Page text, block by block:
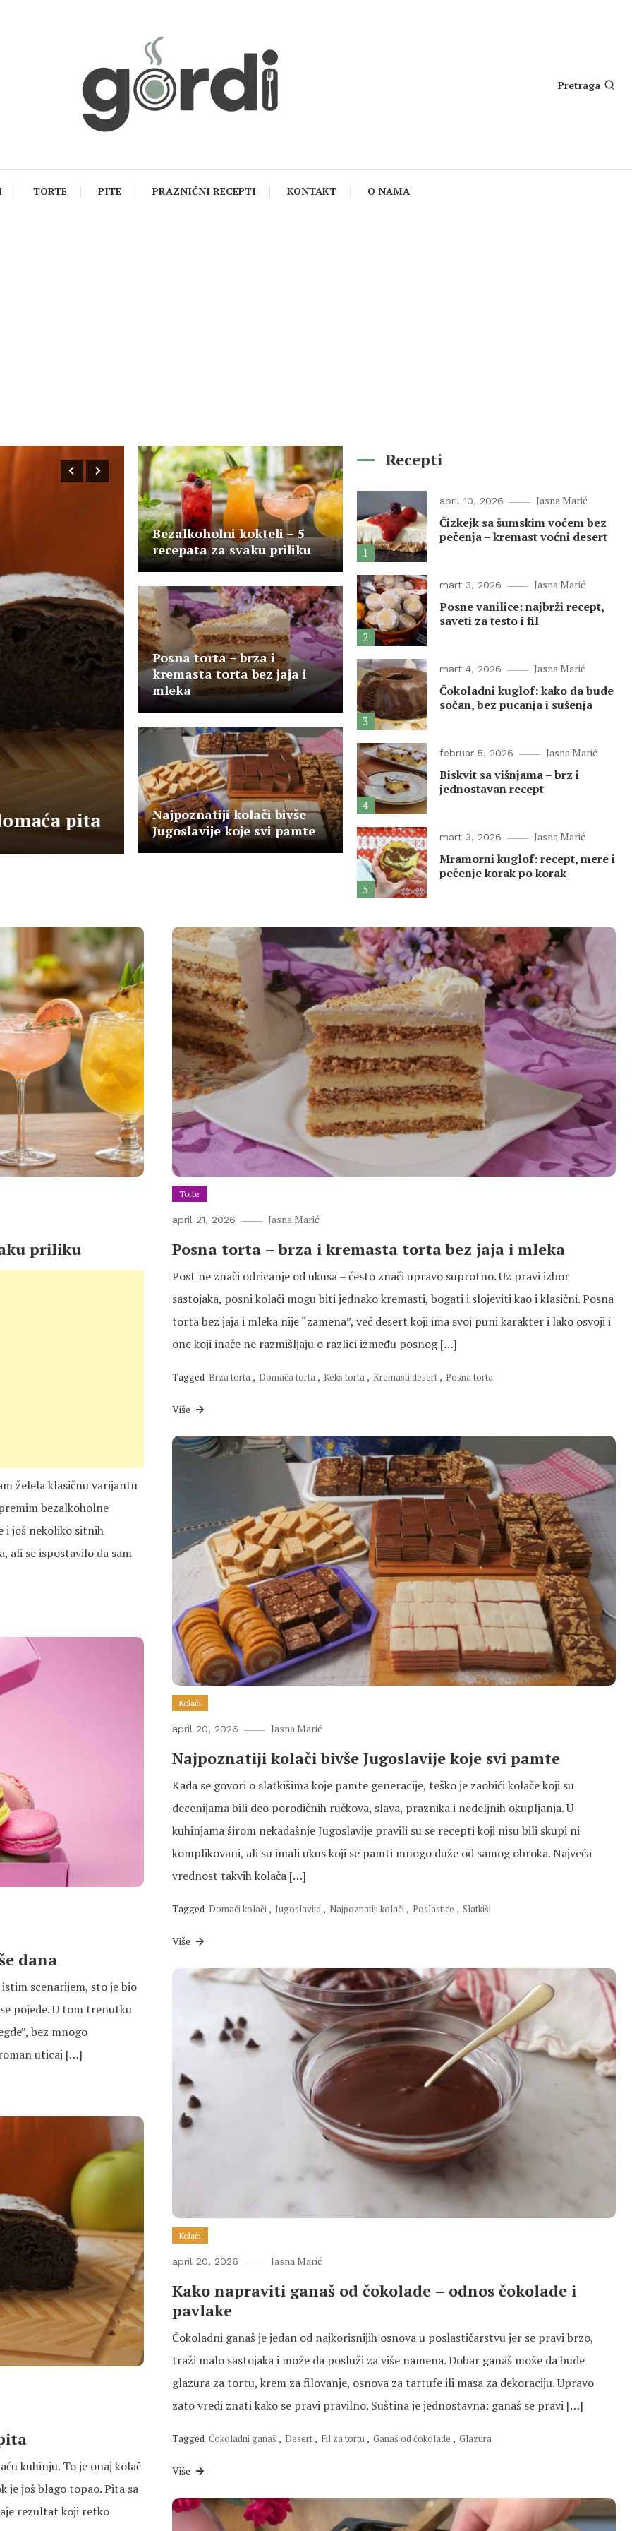
Pretraga
TORTE PITE PRAZNIČNI RECEPTI KONTAKT O NAMA
april 16, 2026 Jasna Marić
Pita sa bundevom – najlakša domaća
bundevara od gotovih kora
pita
Bezalkoholni kokteli – 5
recepata za svaku priliku
Posna torta – brza i
kremasta torta bez jaja i
mleka
Najpoznatiji kolači bivše
Jugoslavije koje svi pamte
Recepti
1
april 10, 2026 Jasna Marić
Čizkejk sa šumskim voćem bez
pečenja – kremast voćni desert
2
mart 3, 2026 Jasna Marić
Posne vanilice: najbrži recept,
saveti za testo i fil
3
mart 4, 2026 Jasna Marić
Čokoladni kuglof: kako da bude
sočan, bez pucanja i sušenja
4
februar 5, 2026 Jasna Marić
Biskvit sa višnjama – brz i
jednostavan recept
5
mart 3, 2026 Jasna Marić
Mramorni kuglof: recept, mere i
pečenje korak po korak
priliku
želela klasičnu varijantu
bezalkoholne
i još nekoliko sitnih
ali se ispostavilo da sam
Torte
april 21, 2026 Jasna Marić
Posna torta – brza i kremasta torta bez jaja i mleka
Post ne znači odricanje od ukusa – često znači upravo suprotno. Uz pravi izbor
sastojaka, posni kolači mogu biti jednako kremasti, bogati i slojeviti kao i klasični. Posna
torta bez jaja i mleka nije “zamena”, već desert koji ima svoj puni karakter i lako osvoji i
one koji inače ne razmišljaju o razlici između posnog […]
Tagged Brza torta , Domaća torta , Keks torta , Kremasti desert , Posna torta
Više
Kolači
april 20, 2026 Jasna Marić
Najpoznatiji kolači bivše Jugoslavije koje svi pamte
Kada se govori o slatkišima koje pamte generacije, teško je zaobići kolače koji su
decenijama bili deo porodičnih ručkova, slava, praznika i nedeljnih okupljanja. U
kuhinjama širom nekadašnje Jugoslavije pravili su se recepti koji nisu bili skupi ni
komplikovani, ali su imali ukus koji se pamti mnogo duže od samog obroka. Najveća
vrednost takvih kolača […]
Tagged Domaći kolači , Jugoslavija , Najpoznatiji kolači , Poslastice , Slatkiši
Više
dana
scenarijem, sto je bio
pojede. U tom trenutku
bez mnogo
uticaj […]
Kolači
april 20, 2026 Jasna Marić
Kako napraviti ganaš od čokolade – odnos čokolade i
pavlake
Čokoladni ganaš je jedan od najkorisnijih osnova u poslastičarstvu jer se pravi brzo,
traži malo sastojaka i može da posluži za više namena. Dobar ganaš može da bude
glazura za tortu, krem za filovanje, osnova za tartufe ili masa za dekoraciju. Upravo
zato vredi znati kako se pravi pravilno. Suština je jednostavna: ganaš se pravi […]
Tagged Čokoladni ganaš , Desert , Fil za tortu , Ganaš od čokolade , Glazura
Više
kuhinju. To je onaj kolač
je još blago topao. Pita sa
rezultat koji retko